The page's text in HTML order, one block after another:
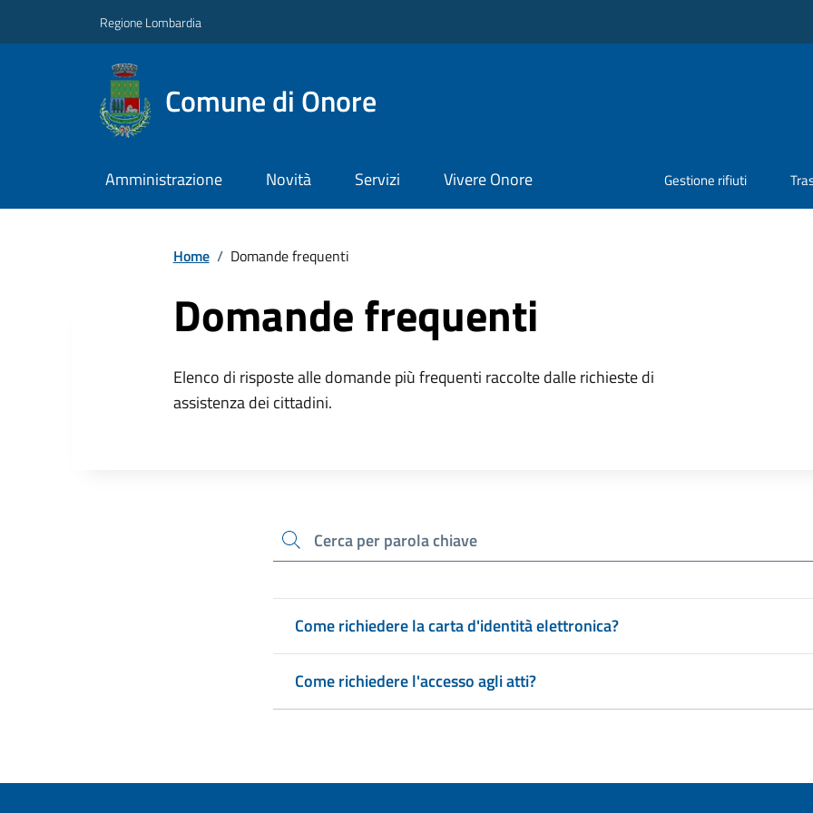
Regione Lombardia
Comune di Onore
Amministrazione Novità Servizi Vivere Onore Gestione rifiuti
Home / Domande frequenti
Domande frequenti
Elenco di risposte alle domande più frequenti raccolte dalle richieste di
assistenza dei cittadini.
cerca
Come richiedere la carta d'identità elettronica?
Come richiedere l'accesso agli atti?